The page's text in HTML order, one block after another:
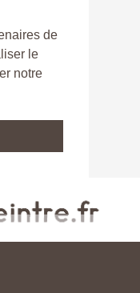
de
le
notre